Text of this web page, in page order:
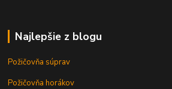
Najlepšie z blogu
Požičovňa súprav
Požičovňa horákov